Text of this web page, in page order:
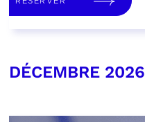
DÉCEMBRE 2026